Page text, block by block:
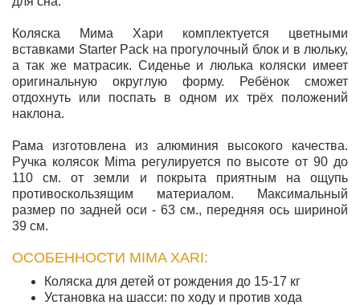
Коляска Мима Хари комплектуется цветными
вставками Starter Pack на прогулочный блок и в люльку,
а так же матрасик. Сиденье и люлька коляски имеет
оригинальную округлую форму. Ребёнок сможет
отдохнуть или поспать в одном их трёх положений
наклона.
Рама изготовлена из алюминия высокого качества.
Ручка колясок Mima регулируется по высоте от 90 до
110 см. от земли и покрыта приятным на ощупь
противоскользящим материалом. Максимальный
размер по задней оси - 63 см., передняя ось шириной
39 см.
ОСОБЕННОСТИ MIMA XARI:
Коляска для детей от рождения до 15-17 кг
Установка на шасси: по ходу и против хода